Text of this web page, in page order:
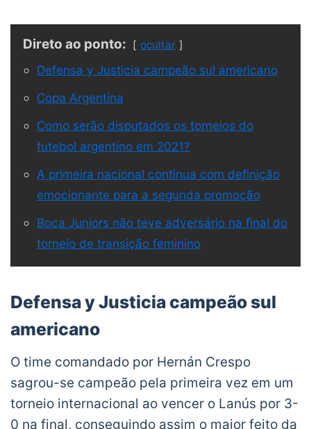
Direto ao ponto: ocultar
Defensa y Justicia campeão sul americano
Copa Argentina
Como serão disputados os torneios do
futebol argentino em 2021?
A primeira nacional continua com definição
emocionante para a segunda promoção
Boca Juniors não teve adversário na final do
torneio de transição feminino
Defensa y Justicia campeão sul
americano
O time comandado por Hernán Crespo
sagrou-se campeão pela primeira vez em um
torneio internacional ao vencer o Lanús por 3-
0 na final, conseguindo assim o maior feito da